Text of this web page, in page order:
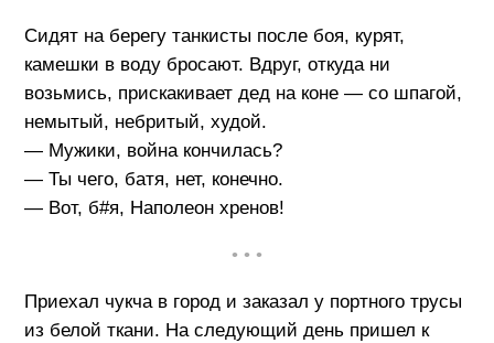
Сидят на берегу танкисты после боя, курят,
камешки в воду бросают. Вдруг, откуда ни
возьмись, прискакивает дед на коне — со шпагой,
немытый, небритый, худой.
— Мужики, война кончилась?
— Ты чего, батя, нет, конечно.
— Вот, б#я, Наполеон хренов!
• • •
Приехал чукча в город и заказал у портного трусы
из белой ткани. На следующий день пришел к